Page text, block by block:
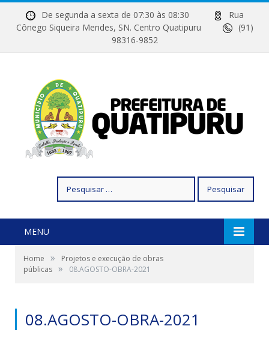
De segunda a sexta de 07:30 às 08:30
Rua
Cônego Siqueira Mendes, SN. Centro Quatipuru
(91)
98316-9852
por:
MENU
Home »
Projetos e execução de obras
públicas » 08.AGOSTO-OBRA-2021
08.AGOSTO-OBRA-2021